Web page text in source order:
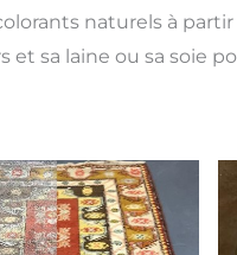
naturels à
et sa laine ou sa soie